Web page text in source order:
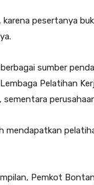
karena pesertanya
sumber
Pelatihan
mendapatkan
Pemkot